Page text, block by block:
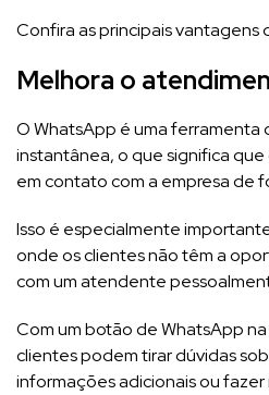
Confira as principais vantagens
Melhora o
O WhatsApp é uma ferramenta
instantânea, o que significa
em contato com a empresa de
Isso é especialmente
onde os clientes não têm a
com um atendente
Com um botão de WhatsApp
clientes podem tirar dúvidas
informações adicionais ou fazer